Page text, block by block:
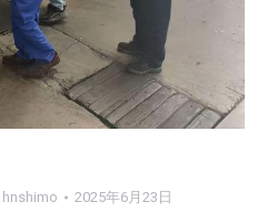
hnshimo 2025年6月23日